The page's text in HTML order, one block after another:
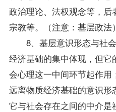
政治理论、法权观念等，后
宗教等。（注意：基层政法）
8、基层意识形态与社会
经济基础的集中体现，但
会心理这一中间环节起作
远离物质经济基础的意识
它与社会存在之间的中介是